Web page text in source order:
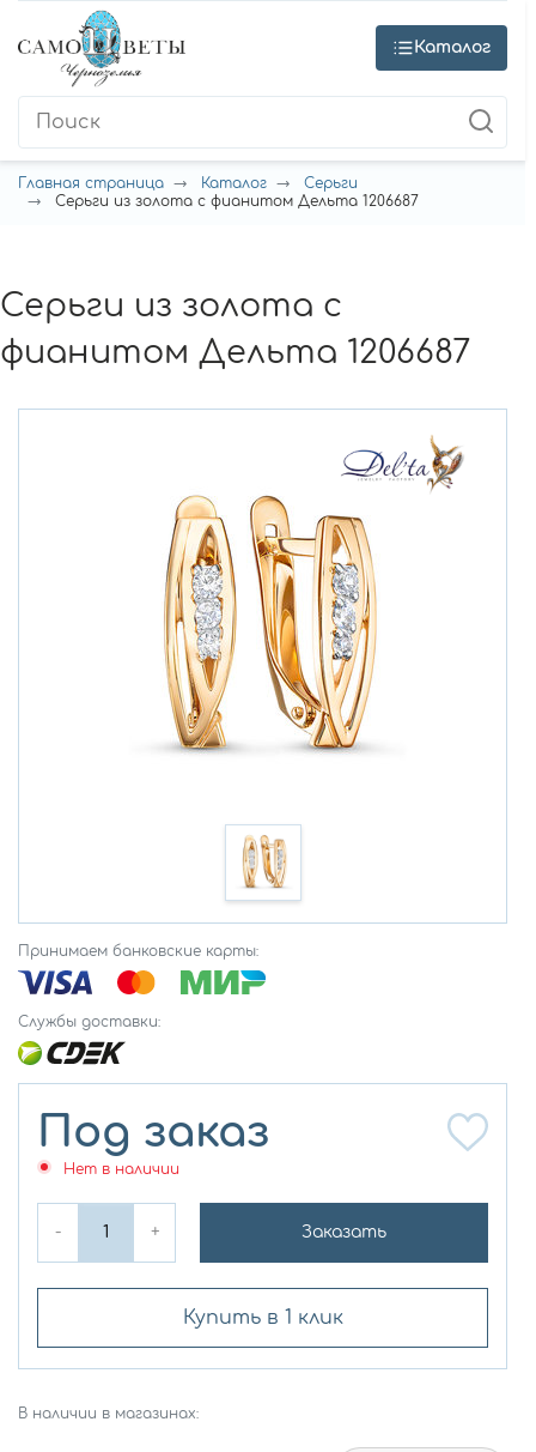
Каталог
Главная страница Каталог
Серьги
Серьги из золота с фианитом Дельта 1206687
Серьги из золота с
фианитом Дельта 1206687
Принимаем банковские карты:
Службы доставки:
Под заказ
Нет в наличии
- + Заказать
Купить в 1 клик
В наличии в магазинах: